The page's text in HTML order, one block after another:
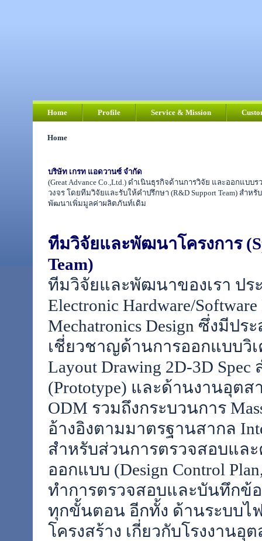
Home Profile Service & Mission
Home
บริษัท เกรท แอดวานซ์ จำกัด
(Great Advance Co.,Ltd.) ดำเนินธุรกิจด้านการวิจัย และออกแบ
วงจร โดยทีมวิจัยและรับให้คำปรึกษา (R&D Support Team) สำ
พัฒนาเพิ่มมูลค่าผลิตภันท์เดิม
ทีมวิจัยและพัฒนาโครงการ
Team)
ทีมวิจัยและพัฒนาของเรา ปร
Electronic Hardware/
Mechatronics Design ซึ่งมีป
เชี่ยวชาญด้านการออกแบบวิเ
Layout Drawing 2D-3D
(Prototype) และด้านงานอุตส
ODM รวมถึงกระบวนการ
อ้างอิงตามมาตรฐานสากล
สำหรับส่วนการตรวจสอบแล
ออกแบบ (Design Control
ทำการตรวจสอบและบันทึกข้
ทุกขั้นตอน อีกทั้ง ด้านระบบไ
โครงสร้าง เกี่ยวกับโรงงานอุ